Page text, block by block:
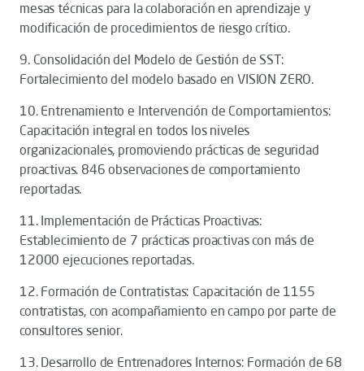
mesas técnicas para la colaboración en aprendizaje y
modificación de procedimientos de riesgo crítico.
9. Consolidación del Modelo de Gestión de SST:
Fortalecimiento del modelo basado en VISION ZERO.
10. Entrenamiento e Intervención de Comportamientos:
Capacitación integral en todos los niveles
organizacionales, promoviendo prácticas de seguridad
proactivas. 846 observaciones de comportamiento
reportadas.
11. Implementación de Prácticas Proactivas:
Establecimiento de 7 prácticas proactivas con más de
12000 ejecuciones reportadas.
12. Formación de Contratistas: Capacitación de 1155
contratistas, con acompañamiento en campo por parte de
consultores senior.
13. Desarrollo de Entrenadores Internos: Formación de 68